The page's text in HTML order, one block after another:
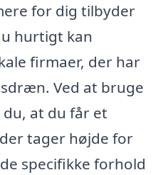
for dig tilbyder
hurtigt kan
firmaer, der har
Ved at bruge
at du får et
tager højde for
specifikke forhold